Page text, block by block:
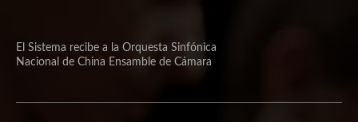
El Sistema recibe a la Orquesta Sinfónica
Nacional de China Ensamble de Cámara